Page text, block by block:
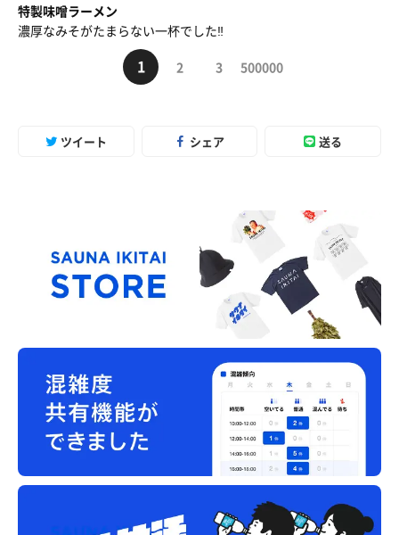
特製味噌ラーメン
濃厚なみそがたまらない一杯でした‼️
1 2 3 500000
ツイート シェア 送る